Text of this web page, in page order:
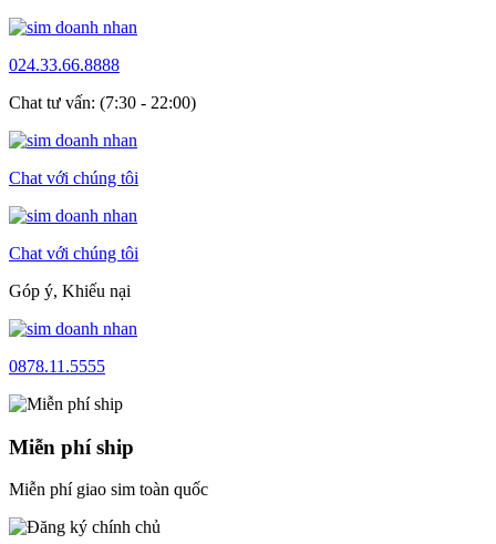
024.33.66.8888
Chat tư vấn: (7:30 - 22:00)
Chat với chúng tôi
Chat với chúng tôi
Góp ý, Khiếu nại
0878.11.5555
Miễn phí ship
Miễn phí giao sim toàn quốc